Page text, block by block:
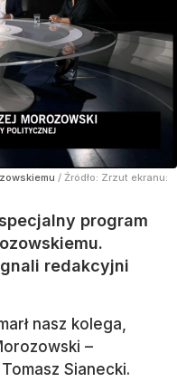
/ Źródło: Zrzut ekranu:
program
redakcyjni
nasz kolega,
–
Sianecki.